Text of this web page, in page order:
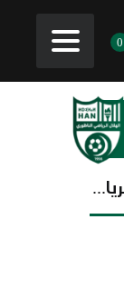
0
الهلال الرياضي الناظوري